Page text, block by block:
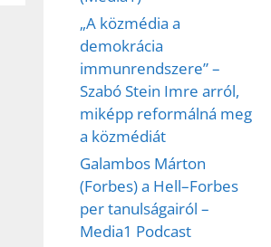
„A közmédia a
demokrácia
immunrendszere” –
Szabó Stein Imre arról,
miképp reformálná meg
a közmédiát
Galambos Márton
(Forbes) a Hell–Forbes
per tanulságairól –
Media1 Podcast